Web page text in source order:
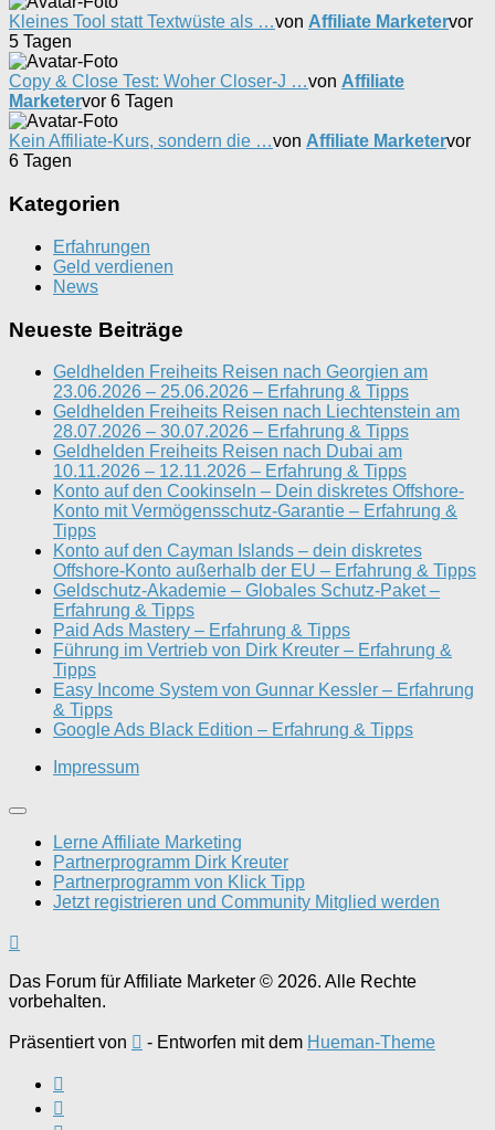
Kleines Tool statt Textwüste als …von Affiliate Marketervor
5 Tagen
Copy & Close Test: Woher Closer-J …von Affiliate
Marketervor 6 Tagen
Kein Affiliate-Kurs, sondern die …von Affiliate Marketervor
6 Tagen
Kategorien
Erfahrungen
Geld verdienen
News
Neueste Beiträge
Geldhelden Freiheits Reisen nach Georgien am
23.06.2026 – 25.06.2026 – Erfahrung & Tipps
Geldhelden Freiheits Reisen nach Liechtenstein am
28.07.2026 – 30.07.2026 – Erfahrung & Tipps
Geldhelden Freiheits Reisen nach Dubai am
10.11.2026 – 12.11.2026 – Erfahrung & Tipps
Konto auf den Cookinseln – Dein diskretes Offshore-
Konto mit Vermögensschutz-Garantie – Erfahrung &
Tipps
Konto auf den Cayman Islands – dein diskretes
Offshore-Konto außerhalb der EU – Erfahrung & Tipps
Geldschutz-Akademie – Globales Schutz-Paket –
Erfahrung & Tipps
Paid Ads Mastery – Erfahrung & Tipps
Führung im Vertrieb von Dirk Kreuter – Erfahrung &
Tipps
Easy Income System von Gunnar Kessler – Erfahrung
& Tipps
Google Ads Black Edition – Erfahrung & Tipps
Impressum
Lerne Affiliate Marketing
Partnerprogramm Dirk Kreuter
Partnerprogramm von Klick Tipp
Jetzt registrieren und Community Mitglied werden
Das Forum für Affiliate Marketer © 2026. Alle Rechte
vorbehalten.
Präsentiert von - Entworfen mit dem Hueman-Theme